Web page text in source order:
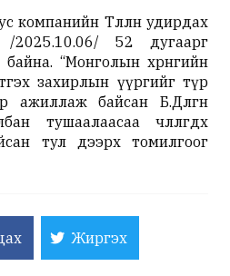
Төлөөлөн удирдах
/2025.10.06/ 52 дугаарг
“Монголын хөрөнгийн
захирлын үүргийг түр
ажиллаж байсан Б.Дөлгөөн
тушаалаасаа чөлөөлөгдөх
тул дээрх томилгоог
Жиргэх